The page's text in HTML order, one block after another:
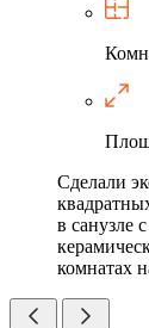
Сделали
в санузле
комнатах